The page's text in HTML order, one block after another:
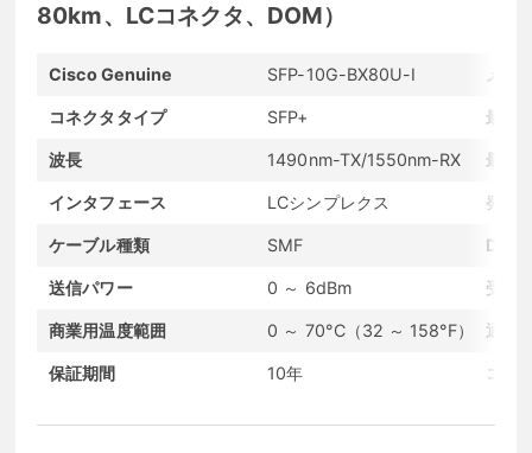
80km、LCコネクタ、DOM）
Cisco Genuine SFP-10G-BX80U-I
コネクタタイプ SFP+ 最大
波長 1490nm-TX/1550nm-RX 最大
インタフェース LCシンプレクス 発光
ケーブル種類 SMF DOM
送信パワー 0 ～ 6dBm 受信
商業用温度範囲 0 ～ 70°C（32 ～ 158°F） 通信
保証期間 10年 コン